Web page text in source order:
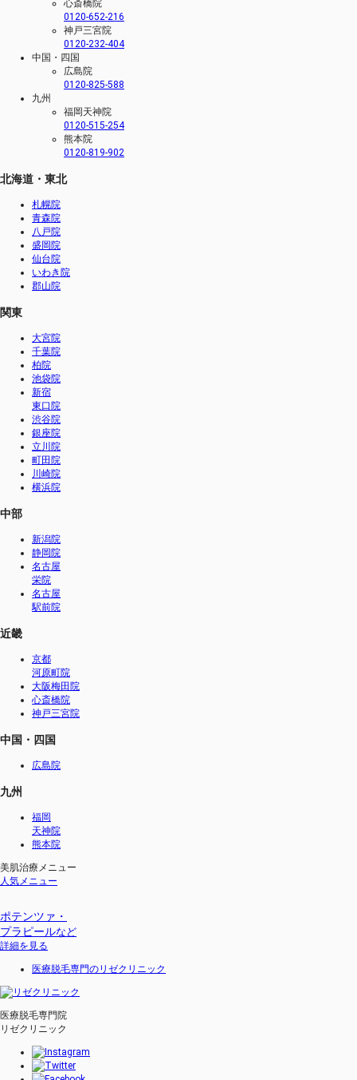
心斎橋院
0120-652-216
神戸三宮院
0120-232-404
中国・四国
広島院
0120-825-588
九州
福岡天神院
0120-515-254
熊本院
0120-819-902
北海道・東北
札幌院
青森院
八戸院
盛岡院
仙台院
いわき院
郡山院
関東
大宮院
千葉院
柏院
池袋院
新宿
東口院
渋谷院
銀座院
立川院
町田院
川崎院
横浜院
中部
新潟院
静岡院
名古屋
栄院
名古屋
駅前院
近畿
京都
河原町院
大阪梅田院
心斎橋院
神戸三宮院
中国・四国
広島院
九州
福岡
天神院
熊本院
美肌治療メニュー
人気メニュー
ポテンツァ・
プラピールなど
詳細を見る
医療脱毛専門のリゼクリニック
医療脱毛専門院
リゼクリニック